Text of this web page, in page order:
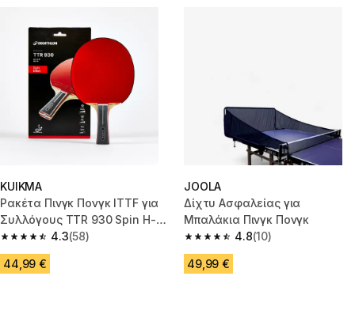
KUIKMA
Ρακέτα Πινγκ Πονγκ ITTF για
Συλλόγους TTR 930 Spin H-
Carbon 7*4.3
4.3 out of 5 stars from 58 reviews
(58)
44,99 €
JOOLA
Δίχτυ Ασφαλείας για
Μπαλάκια Πινγκ Πονγκ
4.8
4.8 out of 5 stars from 10
(10)
49,99 €